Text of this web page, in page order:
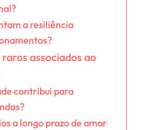
a resiliência
associados ao
contribui para
a longo prazo de amar